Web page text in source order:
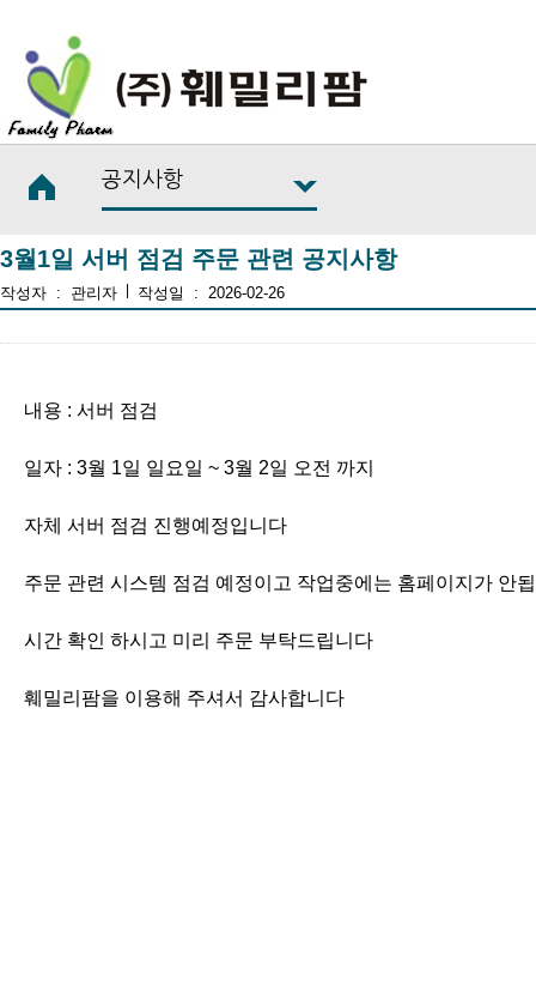
공지사항
3월1일 서버 점검 주문 관련 공지사항
작성자 : 관리자 작성일 : 2026-02-26
내용 : 서버 점검
일자 : 3월 1일 일요일 ~ 3월 2일 오전 까지
자체 서버 점검 진행예정입니다
주문 관련 시스템 점검 예정이고 작업중에는 홈페이지가 안
시간 확인 하시고 미리 주문 부탁드립니다
훼밀리팜을 이용해 주셔서 감사합니다